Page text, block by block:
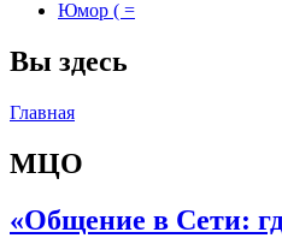
Юмор ( =
Вы здесь
Главная
МЦО
«Общение в Сети: